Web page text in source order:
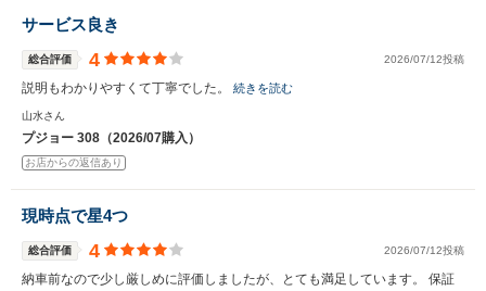
サービス良き
総合評価 4 2026/07/12投稿
説明もわかりやすくて丁寧でした。 続きを読む
山水さん
プジョー 308（2026/07購入）
お店からの返信あり
現時点で星4つ
総合評価 4 2026/07/12投稿
納車前なので少し厳しめに評価しましたが、とても満足しています。 保証